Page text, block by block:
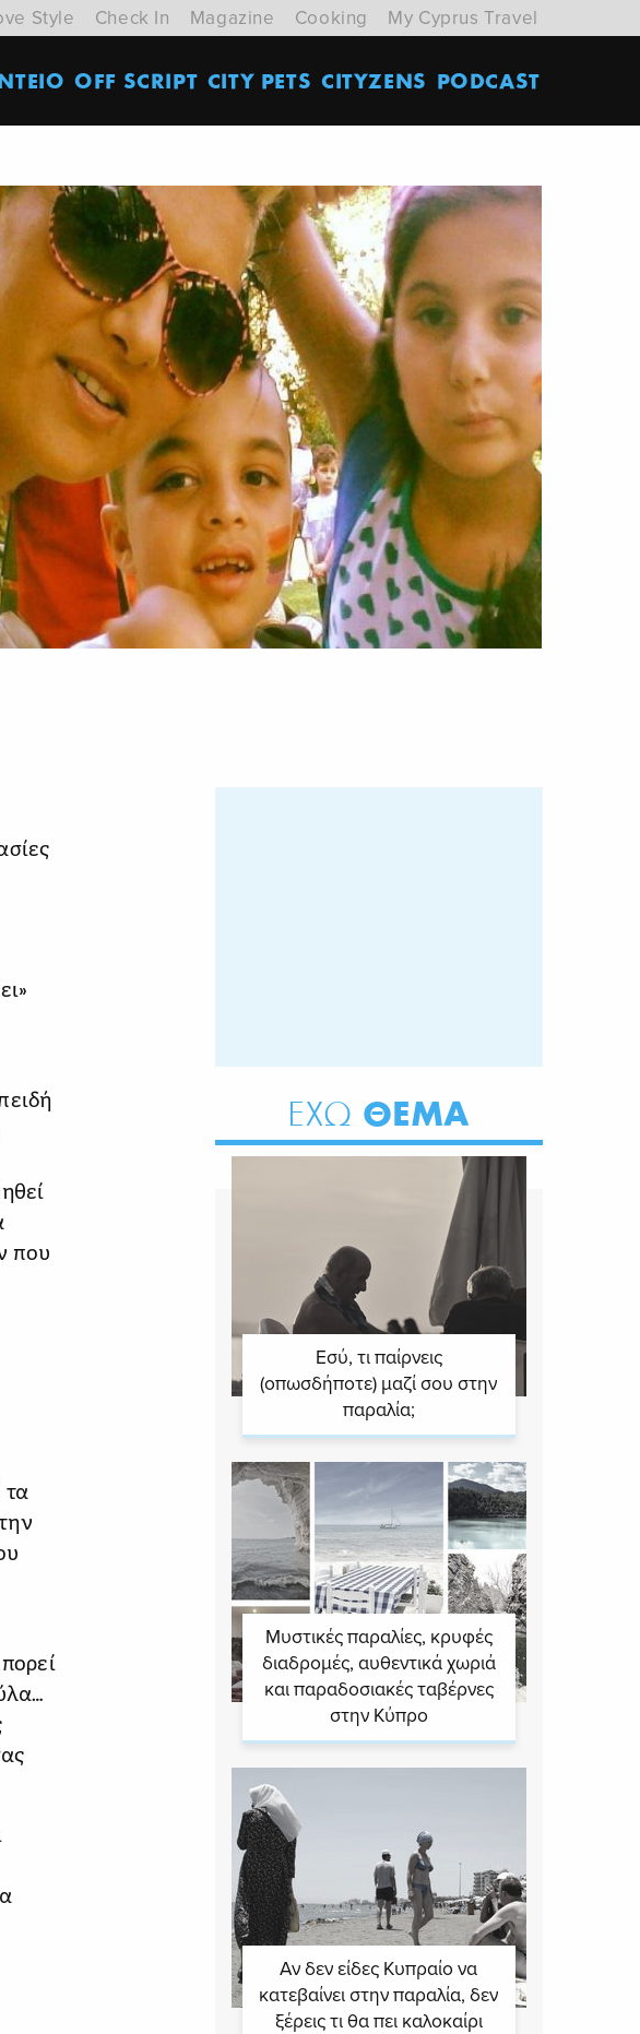
Style Check In Magazine Cooking My Cyprus Travel
OFF SCRIPT CITY PETS CITYZENS PODCAST
που
ΕΧΩ ΘΕΜΑ
Εσύ, τι παίρνεις
(οπωσδήποτε) μαζί σου στην
παραλία;
Μυστικές παραλίες, κρυφές
διαδρομές, αυθεντικά χωριά
και παραδοσιακές ταβέρνες
στην Κύπρο
Αν δεν είδες Κυπραίο να
κατεβαίνει στην παραλία, δεν
ξέρεις τι θα πει καλοκαίρι